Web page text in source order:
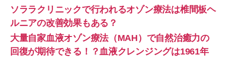
ソララクリニックで行われるオゾン療法は椎間板ヘ
ルニアの改善効果もある？
大量自家血液オゾン療法（MAH）で自然治癒力の
回復が期待できる！？血液クレンジングは1961年